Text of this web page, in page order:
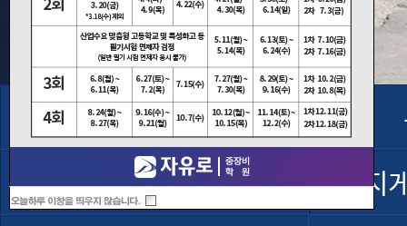
셔틀버스운행
굴착기 운전기능사
지